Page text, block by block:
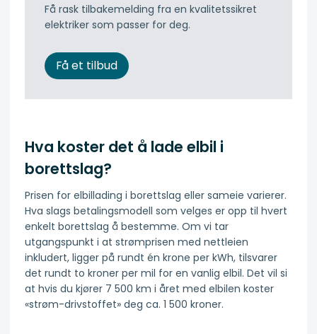
Få rask tilbakemelding fra en kvalitetssikret
elektriker som passer for deg.
Få et tilbud
Hva koster det å lade elbil i
borettslag?
Prisen for elbillading i borettslag eller sameie varierer.
Hva slags betalingsmodell som velges er opp til hvert
enkelt borettslag å bestemme. Om vi tar
utgangspunkt i at strømprisen med nettleien
inkludert, ligger på rundt én krone per kWh, tilsvarer
det rundt to kroner per mil for en vanlig elbil. Det vil si
at hvis du kjører 7 500 km i året med elbilen koster
«strøm-drivstoffet» deg ca. 1 500 kroner.